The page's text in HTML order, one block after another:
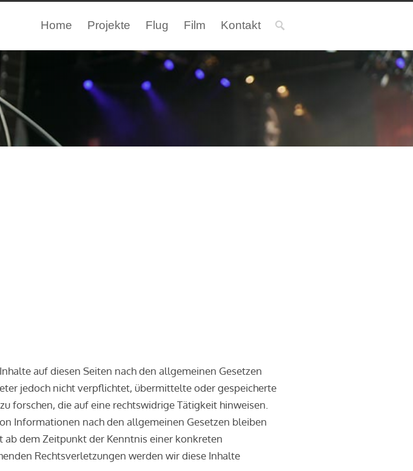
Home Projekte Flug Film Kontakt
auf diesen Seiten nach den allgemeinen Gesetzen
jedoch nicht verpflichtet, übermittelte oder gespeicherte
forschen, die auf eine rechtswidrige Tätigkeit hinweisen.
Informationen nach den allgemeinen Gesetzen bleiben
ab dem Zeitpunkt der Kenntnis einer konkreten
Rechtsverletzungen werden wir diese Inhalte